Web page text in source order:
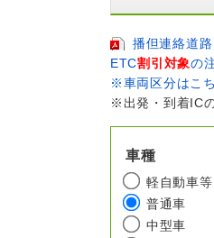
播但連絡道路
ETC割引対象の
※車両区分はこ
※出発・到着IC
車種
軽自動車等
普通車
中型車